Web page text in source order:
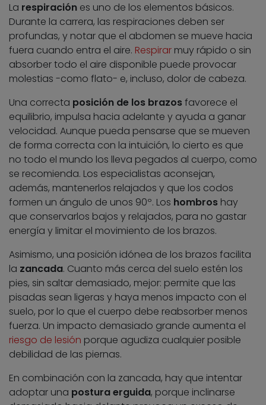
La respiración es uno de los elementos básicos.
Durante la carrera, las respiraciones deben ser
profundas, y notar que el abdomen se mueve hacia
fuera cuando entra el aire. Respirar muy rápido o sin
absorber todo el aire disponible puede provocar
molestias -como flato- e, incluso, dolor de cabeza.
Una correcta posición de los brazosfavorece el
equilibrio, impulsa hacia adelante y ayuda a ganar
velocidad. Aunque pueda pensarse que se mueven
de forma correcta con la intuición, lo cierto es que
no todo el mundo los lleva pegados al cuerpo, como
se recomienda. Los especialistas aconsejan,
además, mantenerlos relajados y que los codos
formen un ángulo de unos 90º. Los hombros hay
que conservarlos bajos y relajados, para no gastar
energía y limitar el movimiento de los brazos.
Asimismo, una posición idónea de los brazos facilita
la zancada. Cuanto más cerca del suelo estén los
pies, sin saltar demasiado, mejor: permite que las
pisadas sean ligeras y haya menos impacto con el
suelo, por lo que el cuerpo debe reabsorber menos
fuerza. Un impacto demasiado grande aumenta el
riesgo de lesión porque agudiza cualquier posible
debilidad de las piernas.
En combinación con la zancada, hay que intentar
adoptar una postura erguida, porque inclinarse